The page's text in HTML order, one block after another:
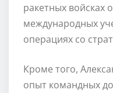
ракетных войсках
международных
операциях со
Кроме того,
опыт командных